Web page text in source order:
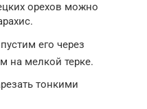
орехов можно
его через
на мелкой терке.
тонкими